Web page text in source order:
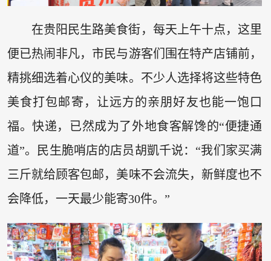
在贵阳民生路美食街，每天上午十点，这里
便已热闹非凡，市民与游客们围在特产店铺前，
精挑细选着心仪的美味。不少人选择将这些特色
美食打包邮寄，让远方的亲朋好友也能一饱口
福。快递，已然成为了外地食客解馋的“便捷通
道”。民生脆哨店的店员胡凱千说：“我们家买满
三斤就给顾客包邮，美味不会流失，新鲜度也不
会降低，一天最少能寄30件。”